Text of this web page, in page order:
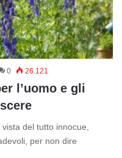
0 26.121
l’uomo e gli
del tutto innocue,
per non dire